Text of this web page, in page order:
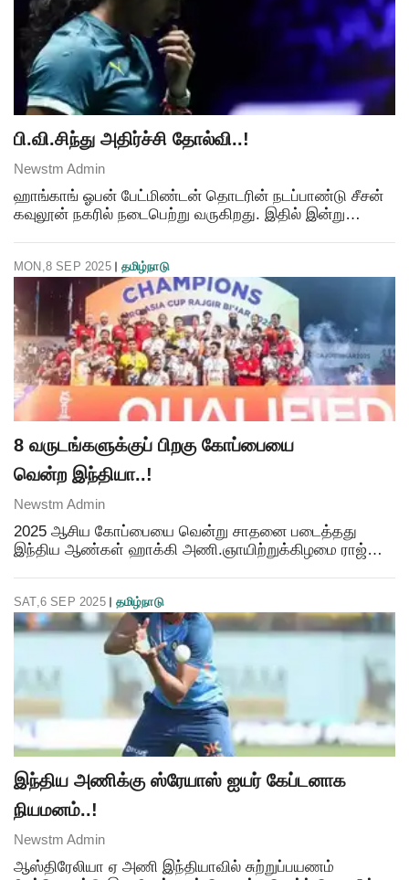
பி.வி.சிந்து அதிர்ச்சி தோல்வி..!
Newstm Admin
ஹாங்காங் ஓபன் பேட்மிண்டன் தொடரின் நடப்பாண்டு சீசன்
கவுலூன் நகரில் நடைபெற்று வருகிறது. இதில் இன்று
MON,8 SEP 2025 தமிழ்நாடு
8 வருடங்களுக்குப் பிறகு கோப்பையை
வென்ற இந்தியா..!
Newstm Admin
2025 ஆசிய கோப்பையை வென்று சாதனை படைத்தது
இந்திய ஆண்கள் ஹாக்கி அணி.ஞாயிற்றுக்கிழமை ராஜ்கிர்
வீழ்த்தி இந்தி
SAT,6 SEP 2025 தமிழ்நாடு
இந்திய அணிக்கு ஸ்ரேயாஸ் ஐயர் கேப்டனாக
நியமனம்..!
Newstm Admin
ஆஸ்திரேலியா ஏ அணி இந்தியாவில் சுற்றுப்பயணம்